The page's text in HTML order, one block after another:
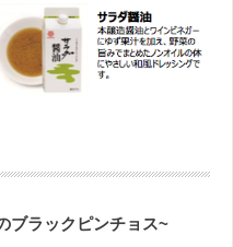
ブラックピンチョス~